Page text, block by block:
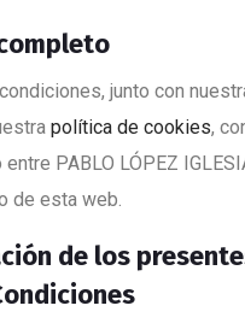
junto con
política de cookies,
PABLO LÓPEZ
de esta web.
de los